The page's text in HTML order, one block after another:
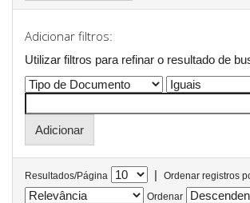
Adicionar filtros:
Utilizar filtros para refinar o resultado de
Resultados/Página |
Ordenar registros
Ordenar